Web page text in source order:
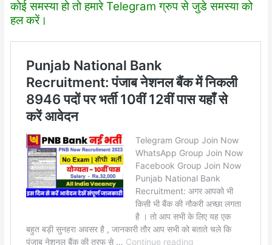
कोई समस्या हो तो हमारे Telegram ग्रुप से जुडे समस्या को
हल करें।